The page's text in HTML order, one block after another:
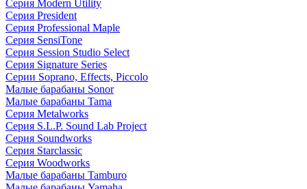
Серия Modern Utility
Серия President
Серия Professional Maple
Серия SensiTone
Серия Session Studio Select
Серия Signature Series
Серии Soprano, Effects, Piccolo
Малые барабаны Sonor
Малые барабаны Tama
Серия Metalworks
Серия S.L.P. Sound Lab Project
Серия Soundworks
Серия Starclassic
Серия Woodworks
Малые барабаны Tamburo